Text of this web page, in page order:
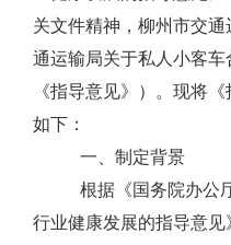
关文件精神， 柳州市交通
通运输局关于私人小客车
《指导意见》）。现将《
如下：
一、制定背景
根据 《国务院办
行业健康发展的指导意见